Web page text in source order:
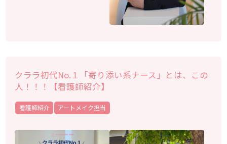
クララ初代No.１「寄り添い系ナース」とは、この
人！！！【看護師紹介】
看護師紹介 アートメイク担当